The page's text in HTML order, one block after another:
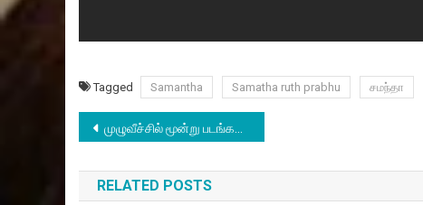
Tagged Samantha Samatha ruth prabhu சமந்தா
Post
navigation
முழுவீச்சில் மூன்று படங்கள் முடித்த த்ரிஷா
RELATED POSTS